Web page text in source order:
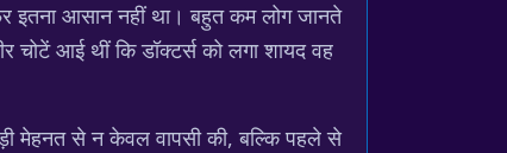
आसान नहीं था। बहुत कम लोग जानते
चोटें आई थीं कि डॉक्टर्स को लगा शायद वह
मेहनत से न केवल वापसी की, बल्कि पहले से